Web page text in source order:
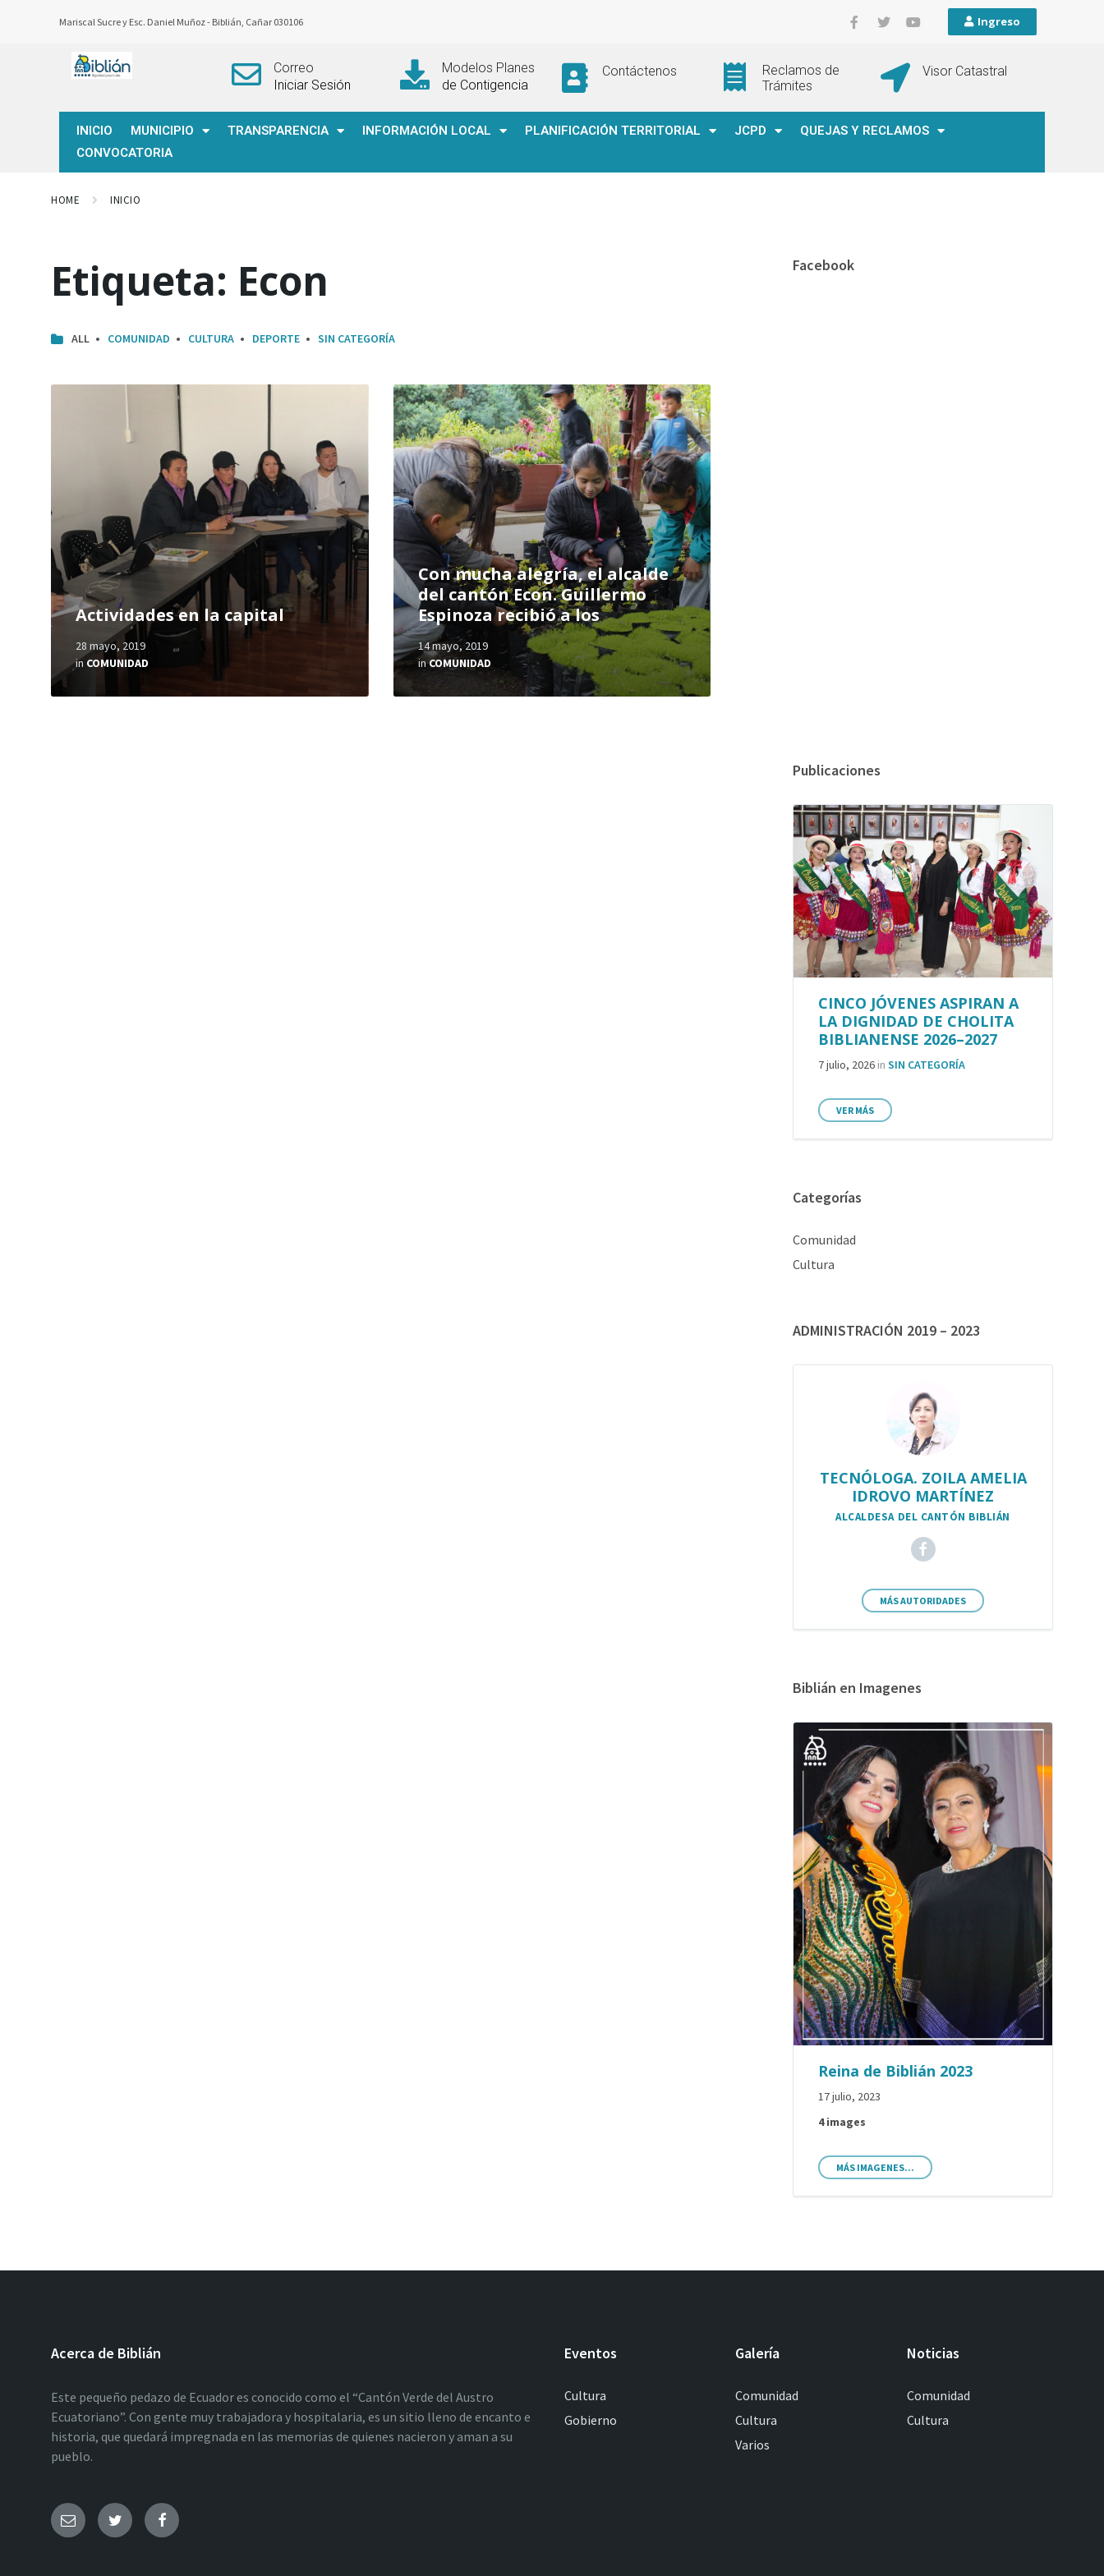
Mariscal Sucre y Esc. Daniel Muñoz - Biblián, Cañar 030106 Ingreso
Correo
Iniciar Sesión
Modelos Planes
de Contigencia
Contáctenos
Reclamos de
Trámites
Visor Catastral
INICIO MUNICIPIO TRANSPARENCIA INFORMACIÓN LOCAL PLANIFICACIÓN TERRITORIAL JCPD
QUEJAS Y RECLAMOS
CONVOCATORIA
HOME INICIO
Etiqueta: Econ
ALL COMUNIDAD CULTURA DEPORTE SIN CATEGORÍA
Actividades en la capital
28 mayo, 2019
in COMUNIDAD
Con mucha alegría, el alcalde
del cantón Econ. Guillermo
Espinoza recibió a los
14 mayo, 2019
inCOMUNIDAD
Facebook
Publicaciones
CINCO JÓVENES ASPIRAN A
LA DIGNIDAD DE CHOLITA
BIBLIANENSE 2026–2027
7 julio, 2026 inSIN CATEGORÍA
VER MÁS
Categorías
Comunidad
Cultura
ADMINISTRACIÓN 2019 – 2023
TECNÓLOGA. ZOILA AMELIA
IDROVO MARTÍNEZ
ALCALDESA DEL CANTÓN BIBLIÁN
MÁS AUTORIDADES
Biblián en Imagenes
Reina de Biblián 2023
17 julio, 2023
4 images
MÁS IMAGENES...
Acerca de Biblián
Este pequeño pedazo de Ecuador es conocido como el “Cantón Verde del Austro
Ecuatoriano”. Con gente muy trabajadora y hospitalaria, es un sitio lleno de encanto e
historia, que quedará impregnada en las memorias de quienes nacieron y aman a su
pueblo.
Eventos
Cultura
Gobierno
Galería
Comunidad
Cultura
Varios
Noticias
Comunidad
Cultura